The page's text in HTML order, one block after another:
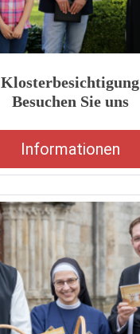
Klosterbesichtigung
Besuchen Sie uns
Informationen